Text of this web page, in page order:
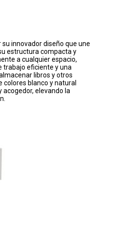
innovador diseño que une
estructura compacta y
a cualquier espacio,
trabajo eficiente y una
libros y otros
colores blanco y natural
acogedor, elevando la